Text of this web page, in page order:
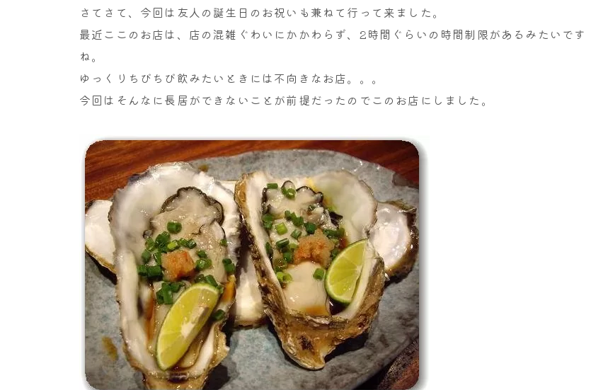
さてさて、今回は友人の誕生日のお祝いも兼ねて行って来ました。
最近ここのお店は、店の混雑ぐわいにかかわらず、2時間ぐらいの時間制限があるみたいです
ね。
ゆっくりちびちび飲みたいときには不向きなお店。。。
今回はそんなに長居ができないことが前提だったのでこのお店にしました。